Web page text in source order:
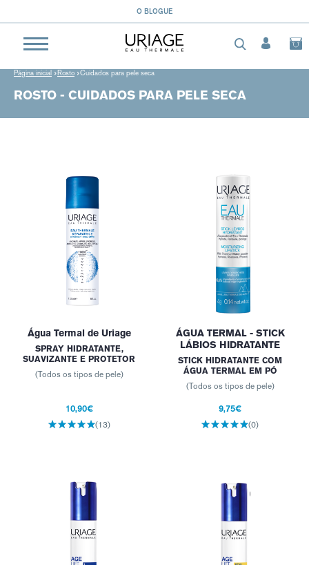
O BLOGUE
Página inicial Rosto Cuidados para pele seca
ROSTO - CUIDADOS PARA PELE SECA
Água Termal de Uriage
SPRAY HIDRATANTE,
SUAVIZANTE E PROTETOR
(Todos os tipos de pele)
10,90€
(13)
ÁGUA TERMAL - STICK
LÁBIOS HIDRATANTE
STICK HIDRATANTE COM
ÁGUA TERMAL EM PÓ
(Todos os tipos de pele)
9,75€
(0)